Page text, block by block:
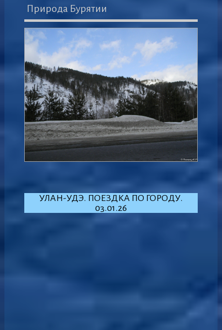
Природа Бурятии
УЛАН-УДЭ. ПОЕЗДКА ПО ГОРОДУ.
03.01.26